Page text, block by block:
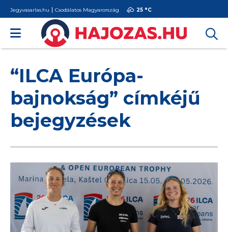
Jegyvasarlas.hu Csodálatos Magyarország 25 °C
“ILCA Európa-
bajnokság” címkéjű
bejegyzések